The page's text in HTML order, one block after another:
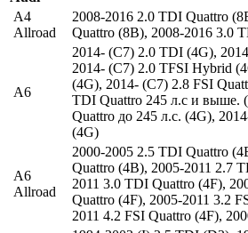
A4
Allroad
2008-2016 2.0 TDI Quattro
Quattro (8B), 2008-2016 3.0
A6
2014- (C7) 2.0 TDI (4G),
2014- (C7) 2.0 TFSI Hybrid
(4G), 2014- (C7) 2.8 FSI
TDI Quattro 245 л.с и выше.
Quattro до 245 л.с. (4G),
(4G)
A6
Allroad
2000-2005 2.5 TDI Quattro
Quattro (4B), 2005-2011 2.7
2011 3.0 TDI Quattro (4F),
Quattro (4F), 2005-2011 3.2
2011 4.2 FSI Quattro (4F),